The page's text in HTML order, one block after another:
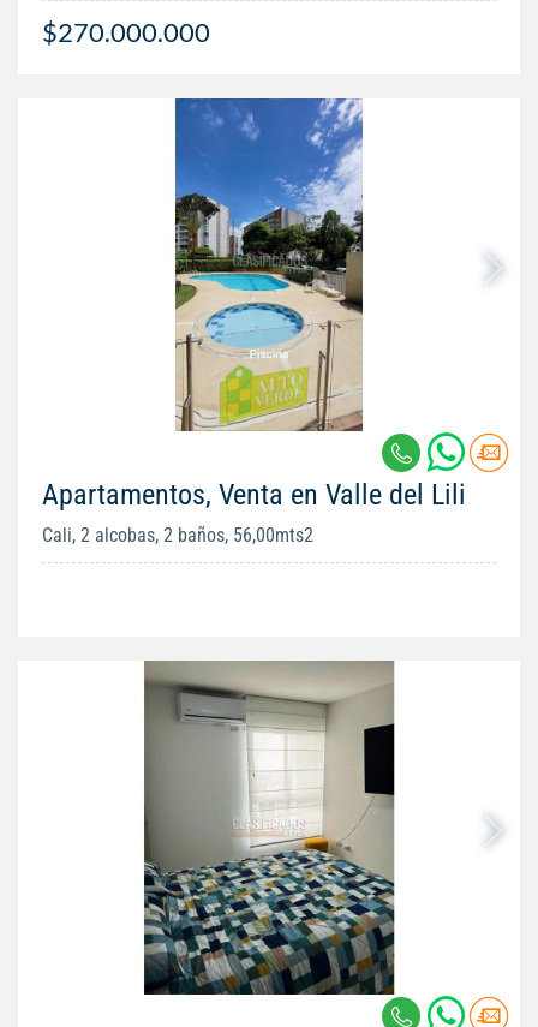
$270.000.000
Apartamentos, Venta en Valle del Lili
Cali, 2 alcobas, 2 baños, 56,00mts2